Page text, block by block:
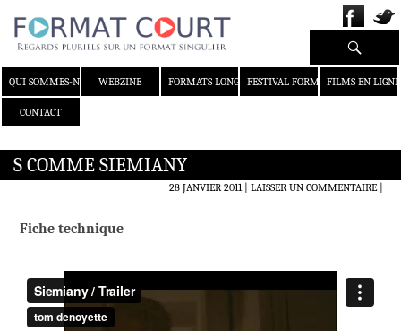
QUI SOMMES-NOUS ?WEBZINE FORMATS LONGS FESTIVAL FORMAT COURT
FILMS EN LIGNE
CONTACT
Recherche
S COMME SIEMIANY
28 JANVIER 2011 LAISSER UN COMMENTAIRE|
Fiche technique